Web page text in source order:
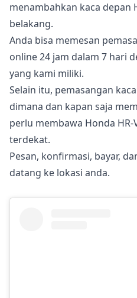
menambahkan kaca depan
belakang.
Anda bisa memesan
online 24 jam dalam 7 hari
yang kami miliki.
Selain itu, pemasangan
dimana dan kapan saja
perlu membawa Honda
terdekat.
Pesan, konfirmasi, bayar,
datang ke lokasi anda.